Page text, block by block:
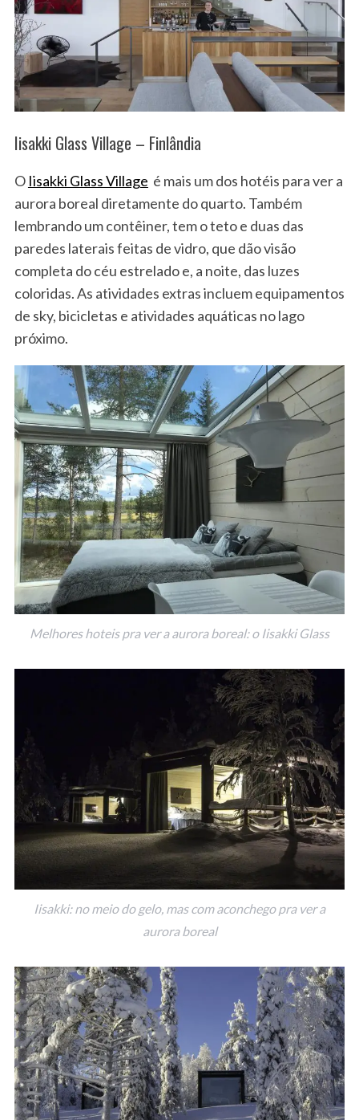
Iisakki Glass Village – Finlândia
O Iisakki Glass Village é mais um dos hotéis para ver a
aurora boreal diretamente do quarto. Também
lembrando um contêiner, tem o teto e duas das
paredes laterais feitas de vidro, que dão visão
completa do céu estrelado e, a noite, das luzes
coloridas. As atividades extras incluem equipamentos
de sky, bicicletas e atividades aquáticas no lago
próximo.
Melhores hoteis pra ver a aurora boreal: o Iisakki Glass
Iisakki: no meio do gelo, mas com aconchego pra ver a
aurora boreal
S
e
a
c
h
f
o
: